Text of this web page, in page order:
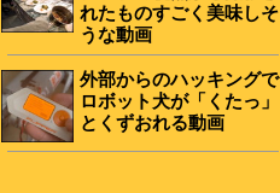
れたものすごく美味しそ
うな動画
外部からのハッキングで
ロボット犬が「くたっ」
とくずおれる動画